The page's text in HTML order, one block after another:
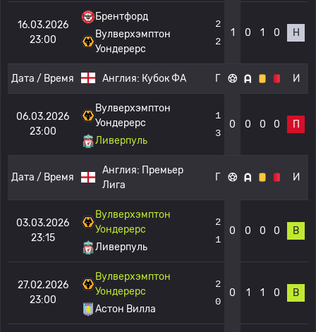
16.03.2026
23:00
Брентфорд
Вулверхэмптон
Уондерерс
2
2
1 0 1 0 Н
Дата / Время Англия: Кубок ФА Г И
06.03.2026
23:00
Вулверхэмптон
Уондерерс
Ливерпуль
1
3
0 0 0 0 П
Дата / Время
Англия: Премьер
Лига
Г И
03.03.2026
23:15
Вулверхэмптон
Уондерерс
Ливерпуль
2
1
0 0 0 0 В
27.02.2026
23:00
Вулверхэмптон
Уондерерс
Астон Вилла
2
0
0 1 1 0 В